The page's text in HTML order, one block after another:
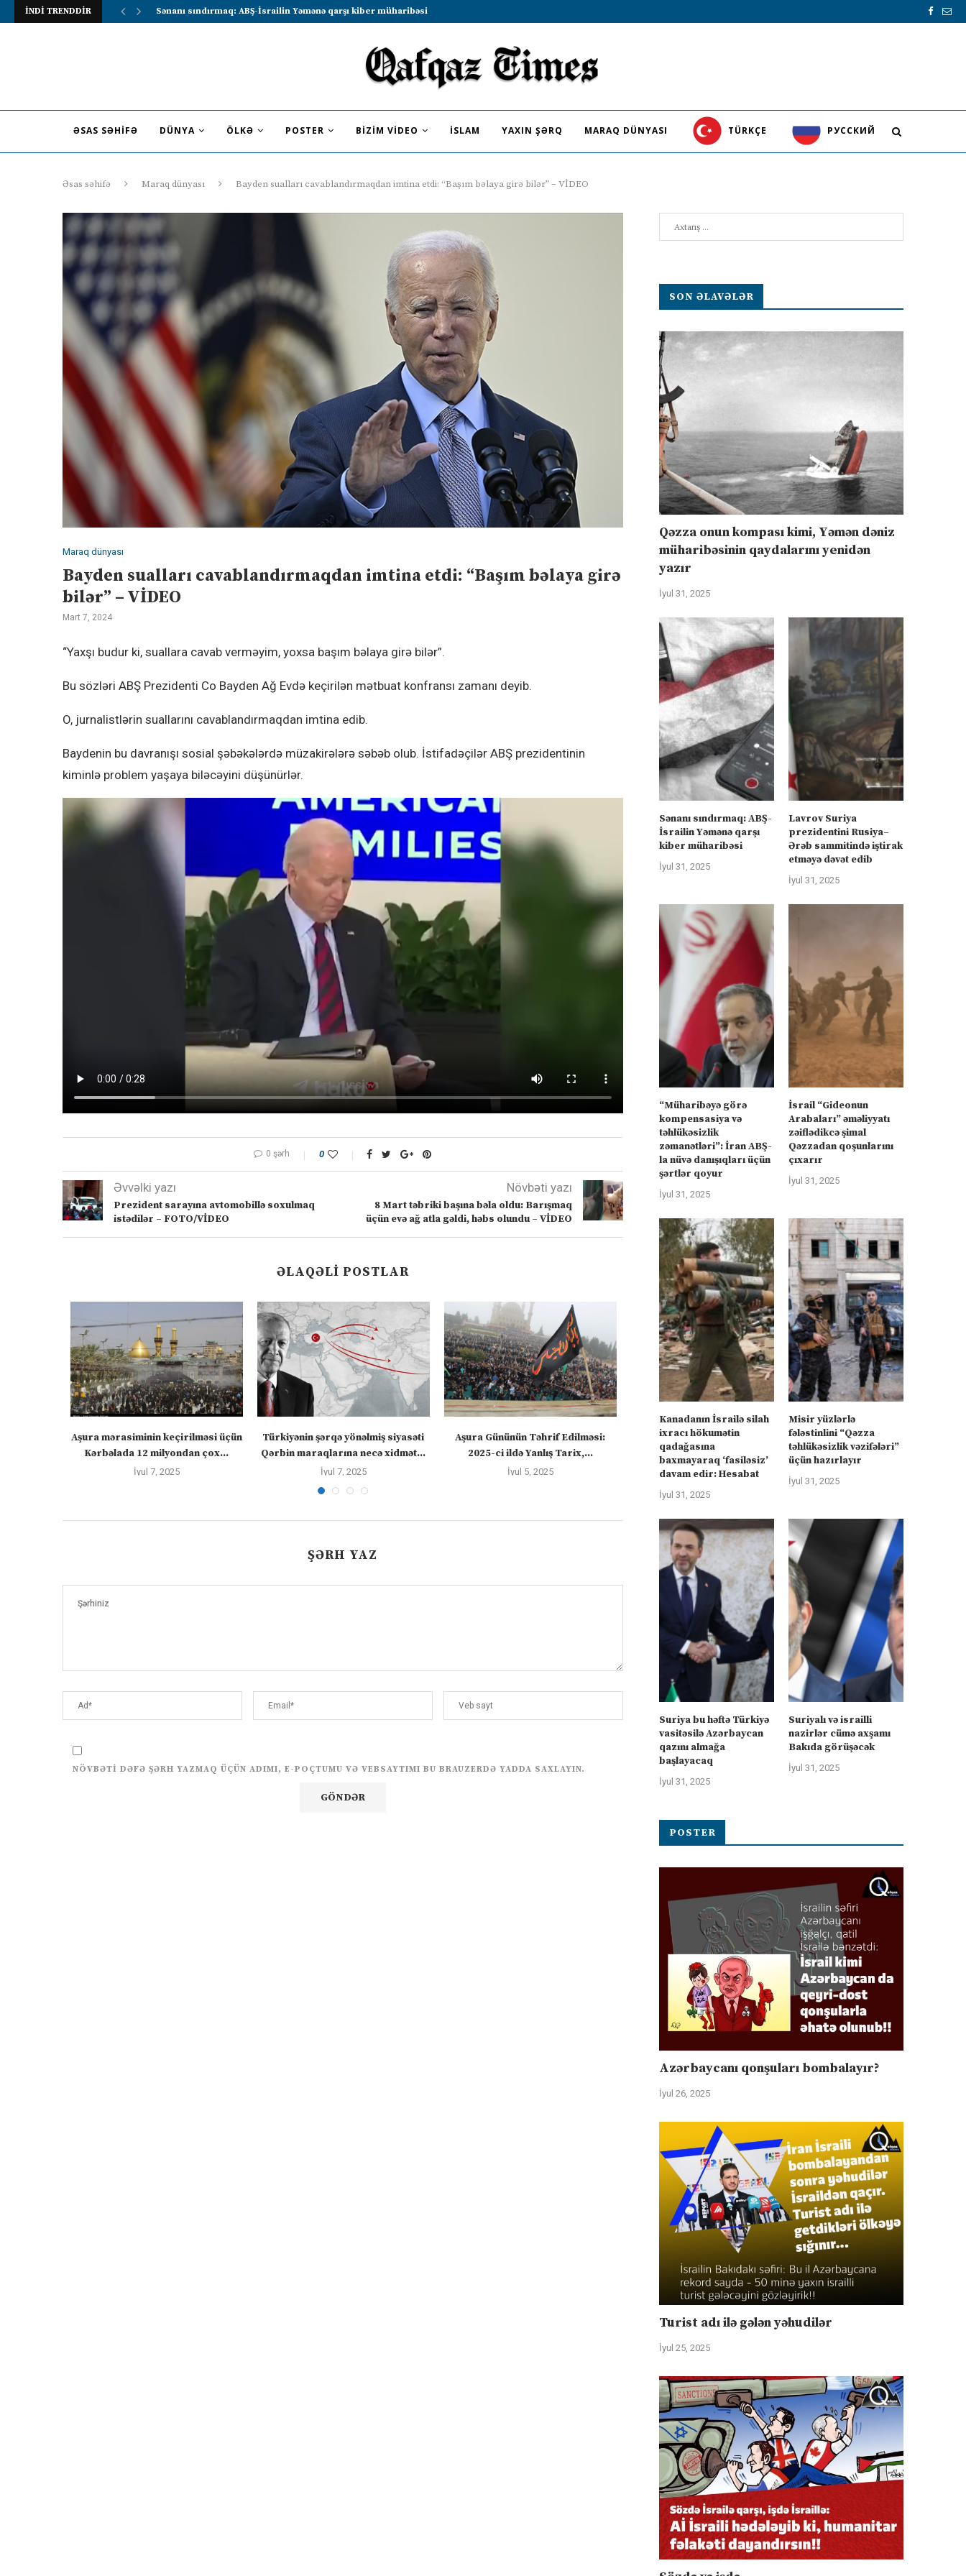
İNDİ TRENDDİR Lavrov Suriya prezidentini Rusiya–Ərəb sammitində iştirak etməyə dəvət...
ƏSAS SƏHIFƏ DÜNYA ÖLKƏ POSTER BIZIM VIDEO İSLAM YAXIN ŞƏRQ MARAQ DÜNYASI TÜRKÇE PУССКИЙ
Əsas səhifə Maraq dünyası Bayden sualları cavablandırmaqdan imtina etdi: “Başım bəlaya girə bilər” – VİDEO
Maraq dünyası
Bayden sualları cavablandırmaqdan imtina etdi: “Başım bəlaya girə
bilər” – VİDEO
Mart 7, 2024
“Yaxşı budur ki, suallara cavab verməyim, yoxsa başım bəlaya girə bilər”.
Bu sözləri ABŞ Prezidenti Co Bayden Ağ Evdə keçirilən mətbuat konfransı zamanı deyib.
O, jurnalistlərin suallarını cavablandırmaqdan imtina edib.
Baydenin bu davranışı sosial şəbəkələrdə müzakirələrə səbəb olub. İstifadəçilər ABŞ prezidentinin
kiminlə problem yaşaya biləcəyini düşünürlər.
0 şərh 0
Əvvəlki yazı
Prezident sarayına avtomobillə soxulmaq
istədilər – FOTO/VİDEO
Növbəti yazı
8 Mart təbriki başına bəla oldu: Barışmaq
üçün evə ağ atla gəldi, həbs olundu – VİDEO
ƏLAQƏLI POSTLAR
Aşura mərasiminin keçirilməsi üçün
Kərbəlada 12 milyondan çox...
İyul 7, 2025
Türkiyənin şərqə yönəlmiş siyasəti
Qərbin maraqlarına necə xidmət...
İyul 7, 2025
Aşura Gününün Təhrif Edilməsi:
2025-ci ildə Yanlış Tarix,...
İyul 5, 2025
Türkiyə Afrikanın neft və qazına can
atır –...
İyul 4, 2025
Türkiyə Afrikanın neft və
atır –...
ŞƏRH YAZ
NÖVBƏTI DƏFƏ ŞƏRH YAZMAQ ÜÇÜN ADIMI, E-POÇTUMU VƏ VEBSAYTIMI BU BRAUZERDƏ YADDA SAXLAYIN.
SON ƏLAVƏLƏR
Qəzza onun kompası kimi, Yəmən dəniz
müharibəsinin qaydalarını yenidən
yazır
İyul 31, 2025
Sənanı sındırmaq: ABŞ-
İsrailin Yəmənə qarşı
kiber müharibəsi
İyul 31, 2025
Lavrov Suriya
prezidentini Rusiya–
Ərəb sammitində iştirak
etməyə dəvət edib
İyul 31, 2025
“Müharibəyə görə
kompensasiya və
təhlükəsizlik
zəmanətləri”: İran ABŞ-
la nüvə danışıqları üçün
şərtlər qoyur
İyul 31, 2025
İsrail “Gideonun
Arabaları” əməliyyatı
zəiflədikcə şimal
Qəzzadan qoşunlarını
çıxarır
İyul 31, 2025
Kanadanın İsrailə silah
ixracı hökumətin
qadağasına
baxmayaraq ‘fasiləsiz’
davam edir: Hesabat
İyul 31, 2025
Misir yüzlərlə
fələstinlini “Qəzza
təhlükəsizlik vəzifələri”
üçün hazırlayır
İyul 31, 2025
Suriya bu həftə Türkiyə
vasitəsilə Azərbaycan
qazını almağa
başlayacaq
İyul 31, 2025
Suriyalı və israilli
nazirlər cümə axşamı
Bakıda görüşəcək
İyul 31, 2025
POSTER
Azərbaycanı qonşuları bombalayır?
İyul 26, 2025
Turist adı ilə gələn yəhudilər
İyul 25, 2025